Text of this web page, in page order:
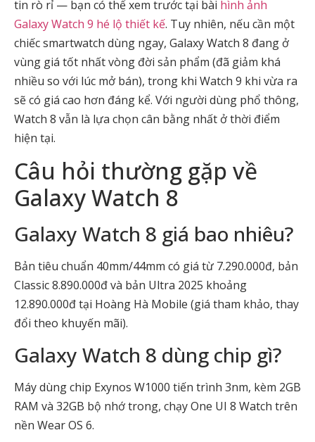
tin rò rỉ — bạn có thể xem trước tại bài hình ảnh
Galaxy Watch 9 hé lộ thiết kế. Tuy nhiên, nếu cần một
chiếc smartwatch dùng ngay, Galaxy Watch 8 đang ở
vùng giá tốt nhất vòng đời sản phẩm (đã giảm khá
nhiều so với lúc mở bán), trong khi Watch 9 khi vừa ra
sẽ có giá cao hơn đáng kể. Với người dùng phổ thông,
Watch 8 vẫn là lựa chọn cân bằng nhất ở thời điểm
hiện tại.
Câu hỏi thường gặp về
Galaxy Watch 8
Galaxy Watch 8 giá bao nhiêu?
Bản tiêu chuẩn 40mm/44mm có giá từ 7.290.000đ, bản
Classic 8.890.000đ và bản Ultra 2025 khoảng
12.890.000đ tại Hoàng Hà Mobile (giá tham khảo, thay
đổi theo khuyến mãi).
Galaxy Watch 8 dùng chip gì?
Máy dùng chip Exynos W1000 tiến trình 3nm, kèm 2GB
RAM và 32GB bộ nhớ trong, chạy One UI 8 Watch trên
nền Wear OS 6.